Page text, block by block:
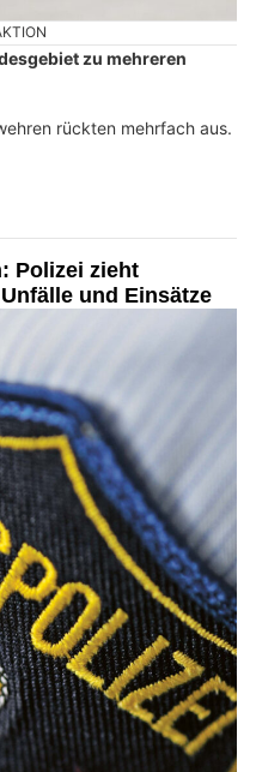
zu mehreren
rückten mehrfach aus.
Polizei zieht
und Einsätze